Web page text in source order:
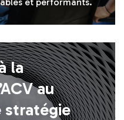
et performants.
la
au
stratégie